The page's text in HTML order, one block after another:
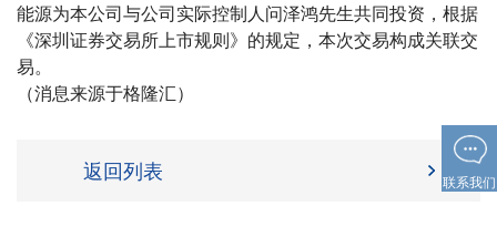
能源为本公司与公司实际控制人问泽鸿先生共同投资，根据
《深圳证券交易所上市规则》的规定，本次交易构成关联交
易。
（消息来源于格隆汇）
返回列表 联系我们